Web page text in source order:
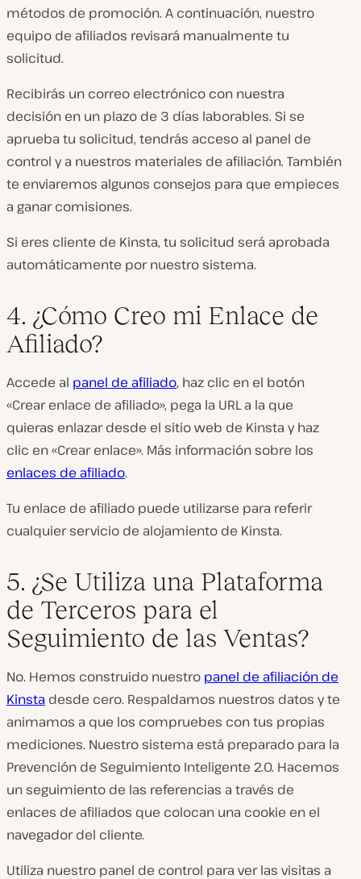
métodos de promoción. A continuación, nuestro
equipo de afiliados revisará manualmente tu
solicitud.
Recibirás un correo electrónico con nuestra
decisión en un plazo de 3 días laborables. Si se
aprueba tu solicitud, tendrás acceso al panel de
control y a nuestros materiales de afiliación. También
te enviaremos algunos consejos para que empieces
a ganar comisiones.
Si eres cliente de Kinsta, tu solicitud será aprobada
automáticamente por nuestro sistema.
4. ¿Cómo Creo mi Enlace de
Afiliado?
Accede al panel de afiliado, haz clic en el botón
«Crear enlace de afiliado», pega la URL a la que
quieras enlazar desde el sitio web de Kinsta y haz
clic en «Crear enlace». Más información sobre los
enlaces de afiliado.
Tu enlace de afiliado puede utilizarse para referir
cualquier servicio de alojamiento de Kinsta.
5. ¿Se Utiliza una Plataforma
de Terceros para el
Seguimiento de las Ventas?
No. Hemos construido nuestro panel de afiliación de
Kinsta desde cero. Respaldamos nuestros datos y te
animamos a que los compruebes con tus propias
mediciones. Nuestro sistema está preparado para la
Prevención de Seguimiento Inteligente 2.0. Hacemos
un seguimiento de las referencias a través de
enlaces de afiliados que colocan una cookie en el
navegador del cliente.
Utiliza nuestro panel de control para ver las visitas a